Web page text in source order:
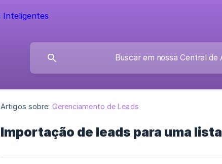
Artigos sobre: Gerenciamento de Leads
Importação de leads para uma lista